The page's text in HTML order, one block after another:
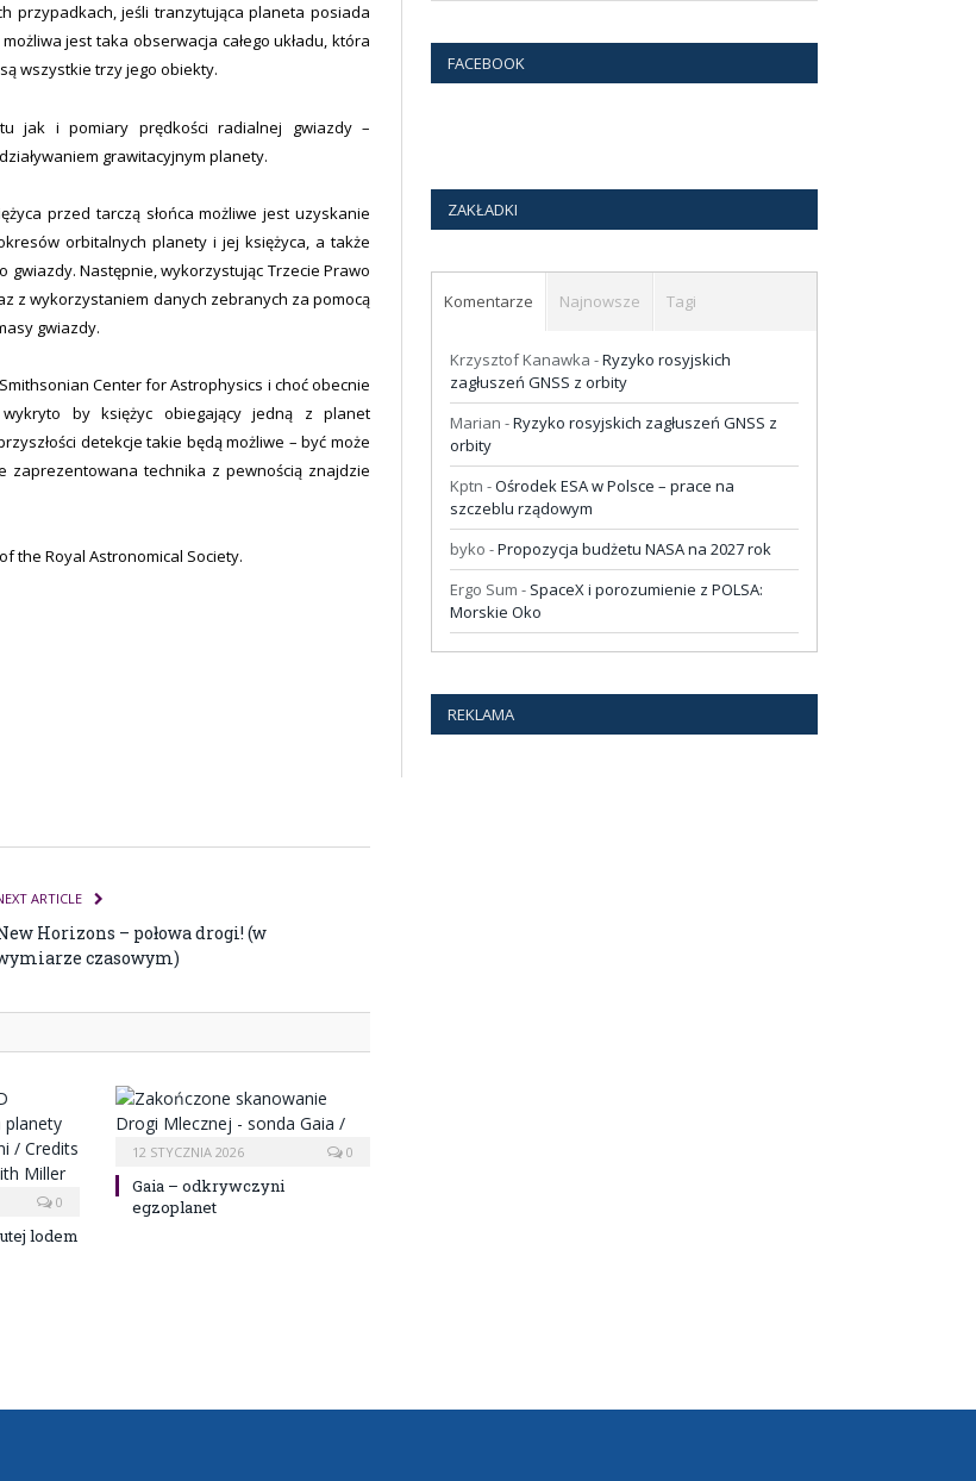
przypadkach, jeśli tranzytująca planeta posiada
jest taka obserwacja całego układu, która
wszystkie trzy jego obiekty.
jak i pomiary prędkości radialnej gwiazdy –
grawitacyjnym planety.
przed tarczą słońca możliwe jest uzyskanie
orbitalnych planety i jej księżyca, a także
Następnie, wykorzystując Trzecie Prawo
z wykorzystaniem danych zebranych za pomocą
gwiazdy.
Center for Astrophysics i choć obecnie
by księżyc obiegający jedną z planet
detekcje takie będą możliwe – być może
zaprezentowana technika z pewnością znajdzie
the Royal Astronomical Society.
ARTICLE
Horizons – połowa drogi! (w
czasowym)
0
lodem
12 STYCZNIA 2026 0
Gaia – odkrywczyni
egzoplanet
FACEBOOK
ZAKŁADKI
Komentarze Najnowsze Tagi
Krzysztof Kanawka -Ryzyko rosyjskich
zagłuszeń GNSS z orbity
Marian -Ryzyko rosyjskich zagłuszeń GNSS z
orbity
Kptn -Ośrodek ESA w Polsce – prace na
szczeblu rządowym
byko -Propozycja budżetu NASA na 2027 rok
Ergo Sum - SpaceX i porozumienie z POLSA:
Morskie Oko
REKLAMA